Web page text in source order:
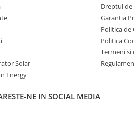
Solar
Energy
Dreptul de
Garantia
Politica
Politica
Termeni si
NE IN SOCIAL MEDIA